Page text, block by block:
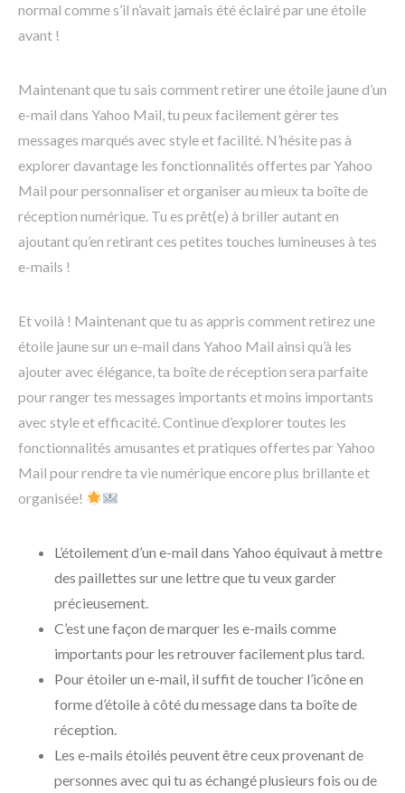
normal comme s’il n’avait jamais été éclairé par une étoile
avant !
Maintenant que tu sais comment retirer une étoile jaune d’un
e-mail dans Yahoo Mail, tu peux facilement gérer tes
messages marqués avec style et facilité. N’hésite pas à
explorer davantage les fonctionnalités offertes par Yahoo
Mail pour personnaliser et organiser au mieux ta boîte de
réception numérique. Tu es prêt(e) à briller autant en
ajoutant qu’en retirant ces petites touches lumineuses à tes
e-mails !
Et voilà ! Maintenant que tu as appris comment retirez une
étoile jaune sur un e-mail dans Yahoo Mail ainsi qu’à les
ajouter avec élégance, ta boîte de réception sera parfaite
pour ranger tes messages importants et moins importants
avec style et efficacité. Continue d’explorer toutes les
fonctionnalités amusantes et pratiques offertes par Yahoo
Mail pour rendre ta vie numérique encore plus brillante et
organisée!
L’étoilement d’un e-mail dans Yahoo équivaut à mettre
des paillettes sur une lettre que tu veux garder
précieusement.
C’est une façon de marquer les e-mails comme
importants pour les retrouver facilement plus tard.
Pour étoiler un e-mail, il suffit de toucher l’icône en
forme d’étoile à côté du message dans ta boîte de
réception.
Les e-mails étoilés peuvent être ceux provenant de
personnes avec qui tu as échangé plusieurs fois ou de